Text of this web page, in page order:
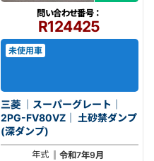
問い合わせ番号：
R124425
未使用車
三菱 ｜スーパーグレート｜
2PG-FV80VZ｜ 土砂禁ダンプ
(深ダンプ)
年式
令和7年9月